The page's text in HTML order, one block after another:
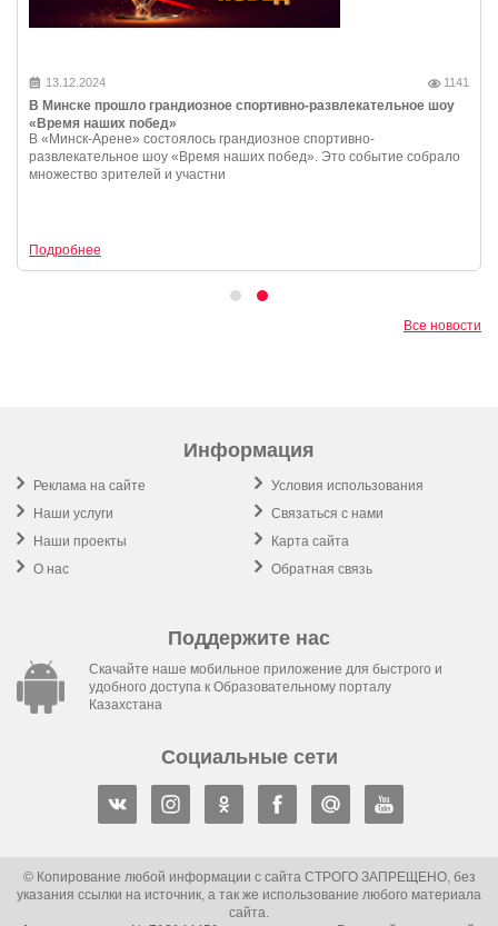
13.12.2024 1141
В Минске прошло грандиозное спортивно-развлекательное шоу
«Время наших побед»
В «Минск-Арене» состоялось грандиозное спортивно-
развлекательное шоу «Время наших побед». Это событие собрало
множество зрителей и участни
Подробнее
Все новости
Информация
Реклама на сайте
Наши услуги
Наши проекты
О нас
Условия использования
Связаться с нами
Карта сайта
Обратная связь
Поддержите нас
Скачайте наше мобильное приложение для быстрого и
удобного доступа к Образовательному порталу
Казахстана
Социальные сети
© Копирование любой информации с сайта СТРОГО ЗАПРЕЩЕНО, без
указания ссылки на источник, а так же использование любого материала
сайта.